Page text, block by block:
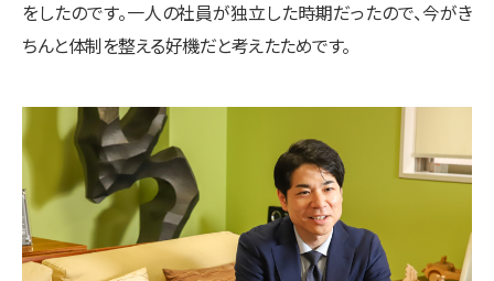
をしたのです。一人の社員が独立した時期だったので、今がき
ちんと体制を整える好機だと考えたためです。